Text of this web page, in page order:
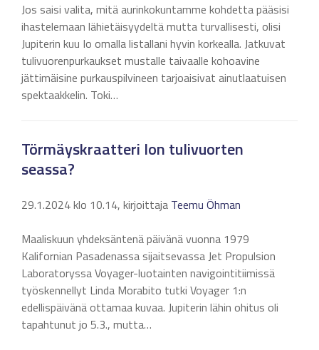
Jos saisi valita, mitä aurinkokuntamme kohdetta pääsisi
ihastelemaan lähietäisyydeltä mutta turvallisesti, olisi
Jupiterin kuu Io omalla listallani hyvin korkealla. Jatkuvat
tulivuorenpurkaukset mustalle taivaalle kohoavine
jättimäisine purkauspilvineen tarjoaisivat ainutlaatuisen
spektaakkelin. Toki…
Törmäyskraatteri Ion tulivuorten
seassa?
29.1.2024 klo 10.14, kirjoittaja Teemu Öhman
Maaliskuun yhdeksäntenä päivänä vuonna 1979
Kalifornian Pasadenassa sijaitsevassa Jet Propulsion
Laboratoryssa Voyager-luotainten navigointitiimissä
työskennellyt Linda Morabito tutki Voyager 1:n
edellispäivänä ottamaa kuvaa. Jupiterin lähin ohitus oli
tapahtunut jo 5.3., mutta…